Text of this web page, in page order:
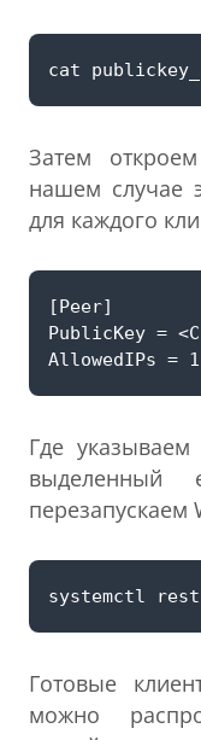
Затем
нашем случае
для каждого
Где
перезапускаем
Готовые
можно